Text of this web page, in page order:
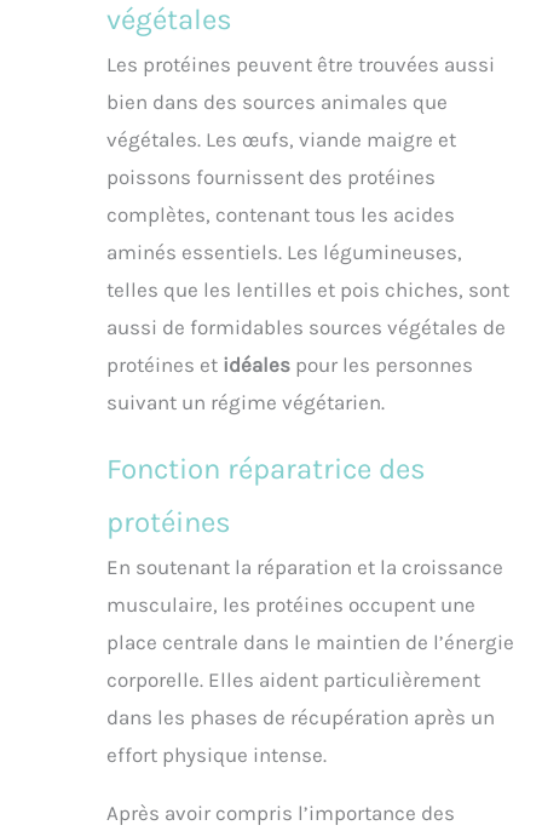
végétales
Les protéines peuvent être trouvées aussi
bien dans des sources animales que
végétales. Les œufs, viande maigre et
poissons fournissent des protéines
complètes, contenant tous les acides
aminés essentiels. Les légumineuses,
telles que les lentilles et pois chiches, sont
aussi de formidables sources végétales de
protéines et idéales pour les personnes
suivant un régime végétarien.
Fonction réparatrice des
protéines
En soutenant la réparation et la croissance
musculaire, les protéines occupent une
place centrale dans le maintien de l’énergie
corporelle. Elles aident particulièrement
dans les phases de récupération après un
effort physique intense.
Après avoir compris l’importance des